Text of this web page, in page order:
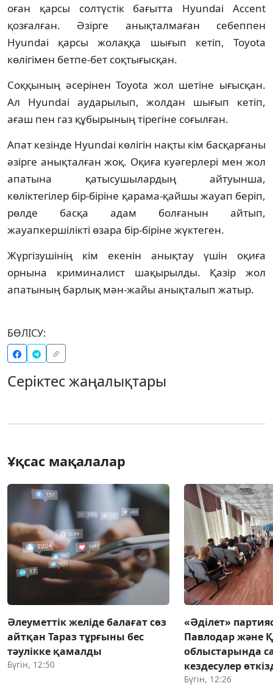
оған қарсы солтүстік бағытта Hyundai Accent
қозғалған. Әзірге анықталмаған себеппен
Hyundai қарсы жолаққа шығып кетіп, Toyota
көлігімен бетпе-бет соқтығысқан.
Соққының әсерінен Toyota жол шетіне ығысқан.
Ал Hyundai аударылып, жолдан шығып кетіп,
ағаш пен газ құбырының тірегіне соғылған.
Апат кезінде Hyundai көлігін нақты кім басқарғаны
әзірге анықталған жоқ. Оқиға куәгерлері мен жол
апатына қатысушылардың айтуынша,
көліктегілер бір-біріне қарама-қайшы жауап беріп,
рөлде басқа адам болғанын айтып,
жауапкершілікті өзара бір-біріне жүктеген.
Жүргізушінің кім екенін анықтау үшін оқиға
орнына криминалист шақырылды. Қазір жол
апатының барлық мән-жайы анықталып жатыр.
БӨЛІСУ:
Серіктес жаңалықтары
Ұқсас мақалалар
Әлеуметтік желіде балағат сөз
айтқан Тараз тұрғыны бес
тәулікке қамалды
Бүгін, 12:50
«Әділет»
Павлодар және
облыстарында
кездесулер
Бүгін, 12:26